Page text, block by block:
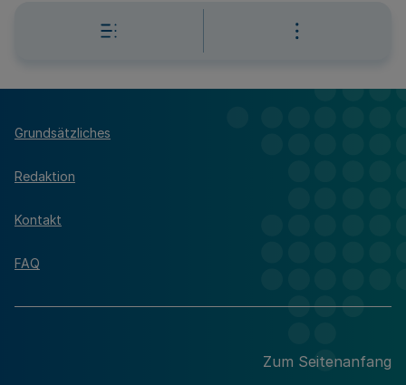
Grundsätzliches
Redaktion
Kontakt
FAQ
Zum Seitenanfang